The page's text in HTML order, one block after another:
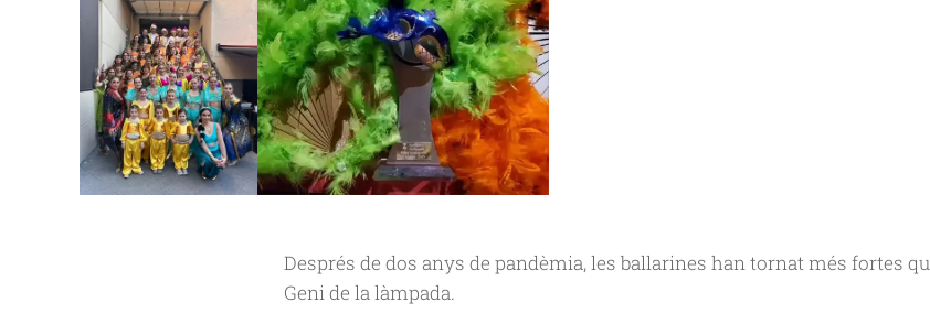
Després de dos anys de pandèmia, les ballarines han tornat més fortes
Geni de la làmpada.